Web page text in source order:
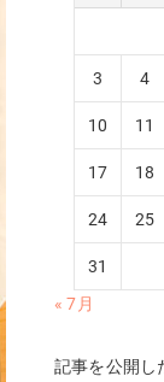
3 4
10 11
17 18
24 25
31
« 7月
記事を公開し